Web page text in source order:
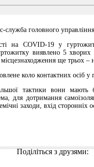
служба головного
на COVID-19 у
виявлено 5
ще трьох –
коло контактних осіб у
тактики вони мають
для дотримання
заходи, вхід
Поділіться з друзями: